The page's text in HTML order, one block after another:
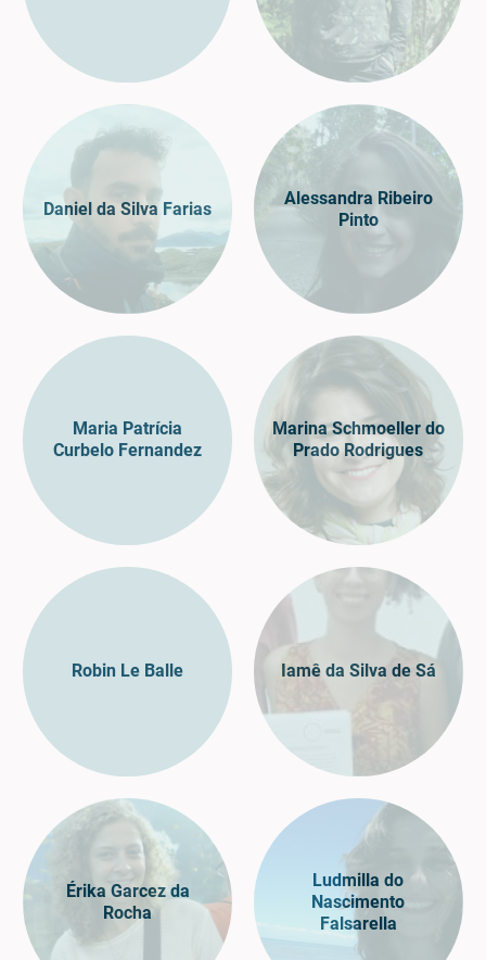
Daniel da Silva Farias
Alessandra Ribeiro
Pinto
Maria Patrícia
Curbelo Fernandez
Marina Schmoeller do
Prado Rodrigues
Robin Le Balle Iamê da Silva de Sá
Érika Garcez da
Rocha
Ludmilla do
Nascimento
Falsarella